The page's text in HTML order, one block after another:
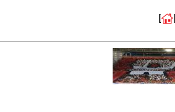
[ |